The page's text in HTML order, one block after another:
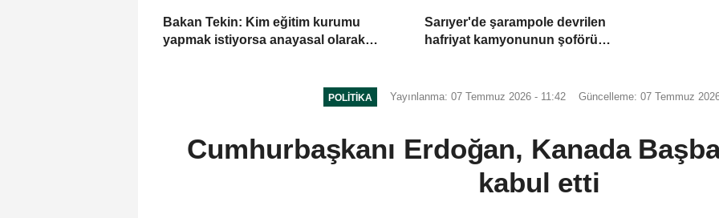
Bakan Tekin: Kim eğitim kurumu
yapmak istiyorsa anayasal olarak
Sarıyer'de şarampole devrilen
hafriyat kamyonunun şoförü
POLITIKA Yayınlanma: 07 Temmuz 2026 - 11:42 Güncelleme: 07 Temmuz
Cumhurbaşkanı Erdoğan, Kanada
kabul etti